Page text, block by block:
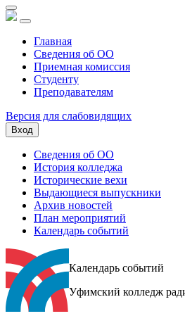
Главная
Сведения об ОО
Приемная комиссия
Студенту
Преподавателям
Версия для слабовидящих
Вход
Сведения об ОО
История колледжа
Исторические вехи
Выдающиеся выпускники
Архив новостей
План мероприятий
Календарь событий
Календарь событий
Уфимский колледж